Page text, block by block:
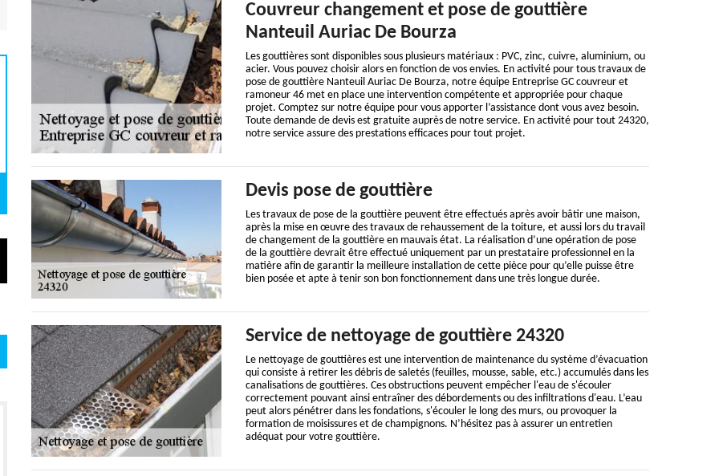
Couvreur changement et pose de gouttière
Nanteuil Auriac De Bourza
Les gouttières sont disponibles sous plusieurs matériaux : PVC, zinc, cuivre, aluminium, ou
acier. Vous pouvez choisir alors en fonction de vos envies. En activité pour tous travaux de
pose de gouttière Nanteuil Auriac De Bourza, notre équipe Entreprise GC couvreur et
ramoneur 46 met en place une intervention compétente et appropriée pour chaque
projet. Comptez sur notre équipe pour vous apporter l’assistance dont vous avez besoin.
Toute demande de devis est gratuite auprès de notre service. En activité pour tout 24320,
notre service assure des prestations efficaces pour tout projet.
Devis pose de gouttière
Les travaux de pose de la gouttière peuvent être effectués après avoir bâtir une maison,
après la mise en œuvre des travaux de rehaussement de la toiture, et aussi lors du travail
de changement de la gouttière en mauvais état. La réalisation d’une opération de pose
de la gouttière devrait être effectué uniquement par un prestataire professionnel en la
matière afin de garantir la meilleure installation de cette pièce pour qu’elle puisse être
bien posée et apte à tenir son bon fonctionnement dans une très longue durée.
Service de nettoyage de gouttière 24320
Le nettoyage de gouttières est une intervention de maintenance du système d’évacuation
qui consiste à retirer les débris de saletés (feuilles, mousse, sable, etc.) accumulés dans les
canalisations de gouttières. Ces obstructions peuvent empêcher l'eau de s'écouler
correctement pouvant ainsi entraîner des débordements ou des infiltrations d'eau. L’eau
peut alors pénétrer dans les fondations, s'écouler le long des murs, ou provoquer la
formation de moisissures et de champignons. N’hésitez pas à assurer un entretien
adéquat pour votre gouttière.